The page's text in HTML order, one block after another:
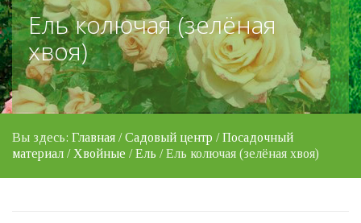
Ель колючая (зелёная
хвоя)
Вы здесь: Главная /Садовый центр /Посадочный
материал / Хвойные /Ель / Ель колючая (зелёная хвоя)